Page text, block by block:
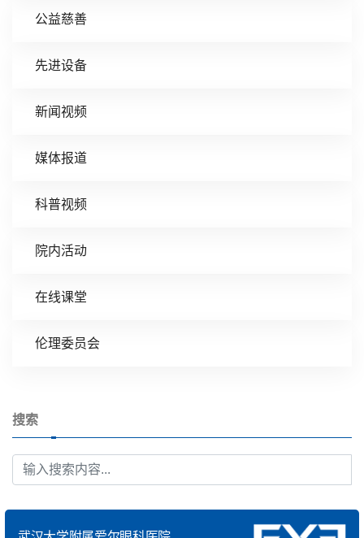
公益慈善
先进设备
新闻视频
媒体报道
科普视频
院内活动
在线课堂
伦理委员会
搜索